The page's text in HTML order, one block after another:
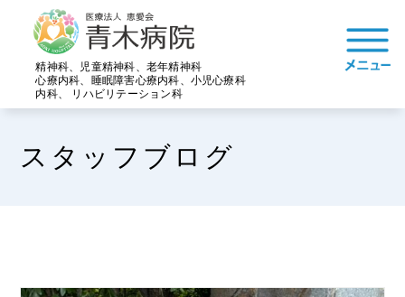
精神科、児童精神科、老年精神科
心療内科、睡眠障害心療内科、小児心療科
内科、 リハビリテーション科
スタッフブログ